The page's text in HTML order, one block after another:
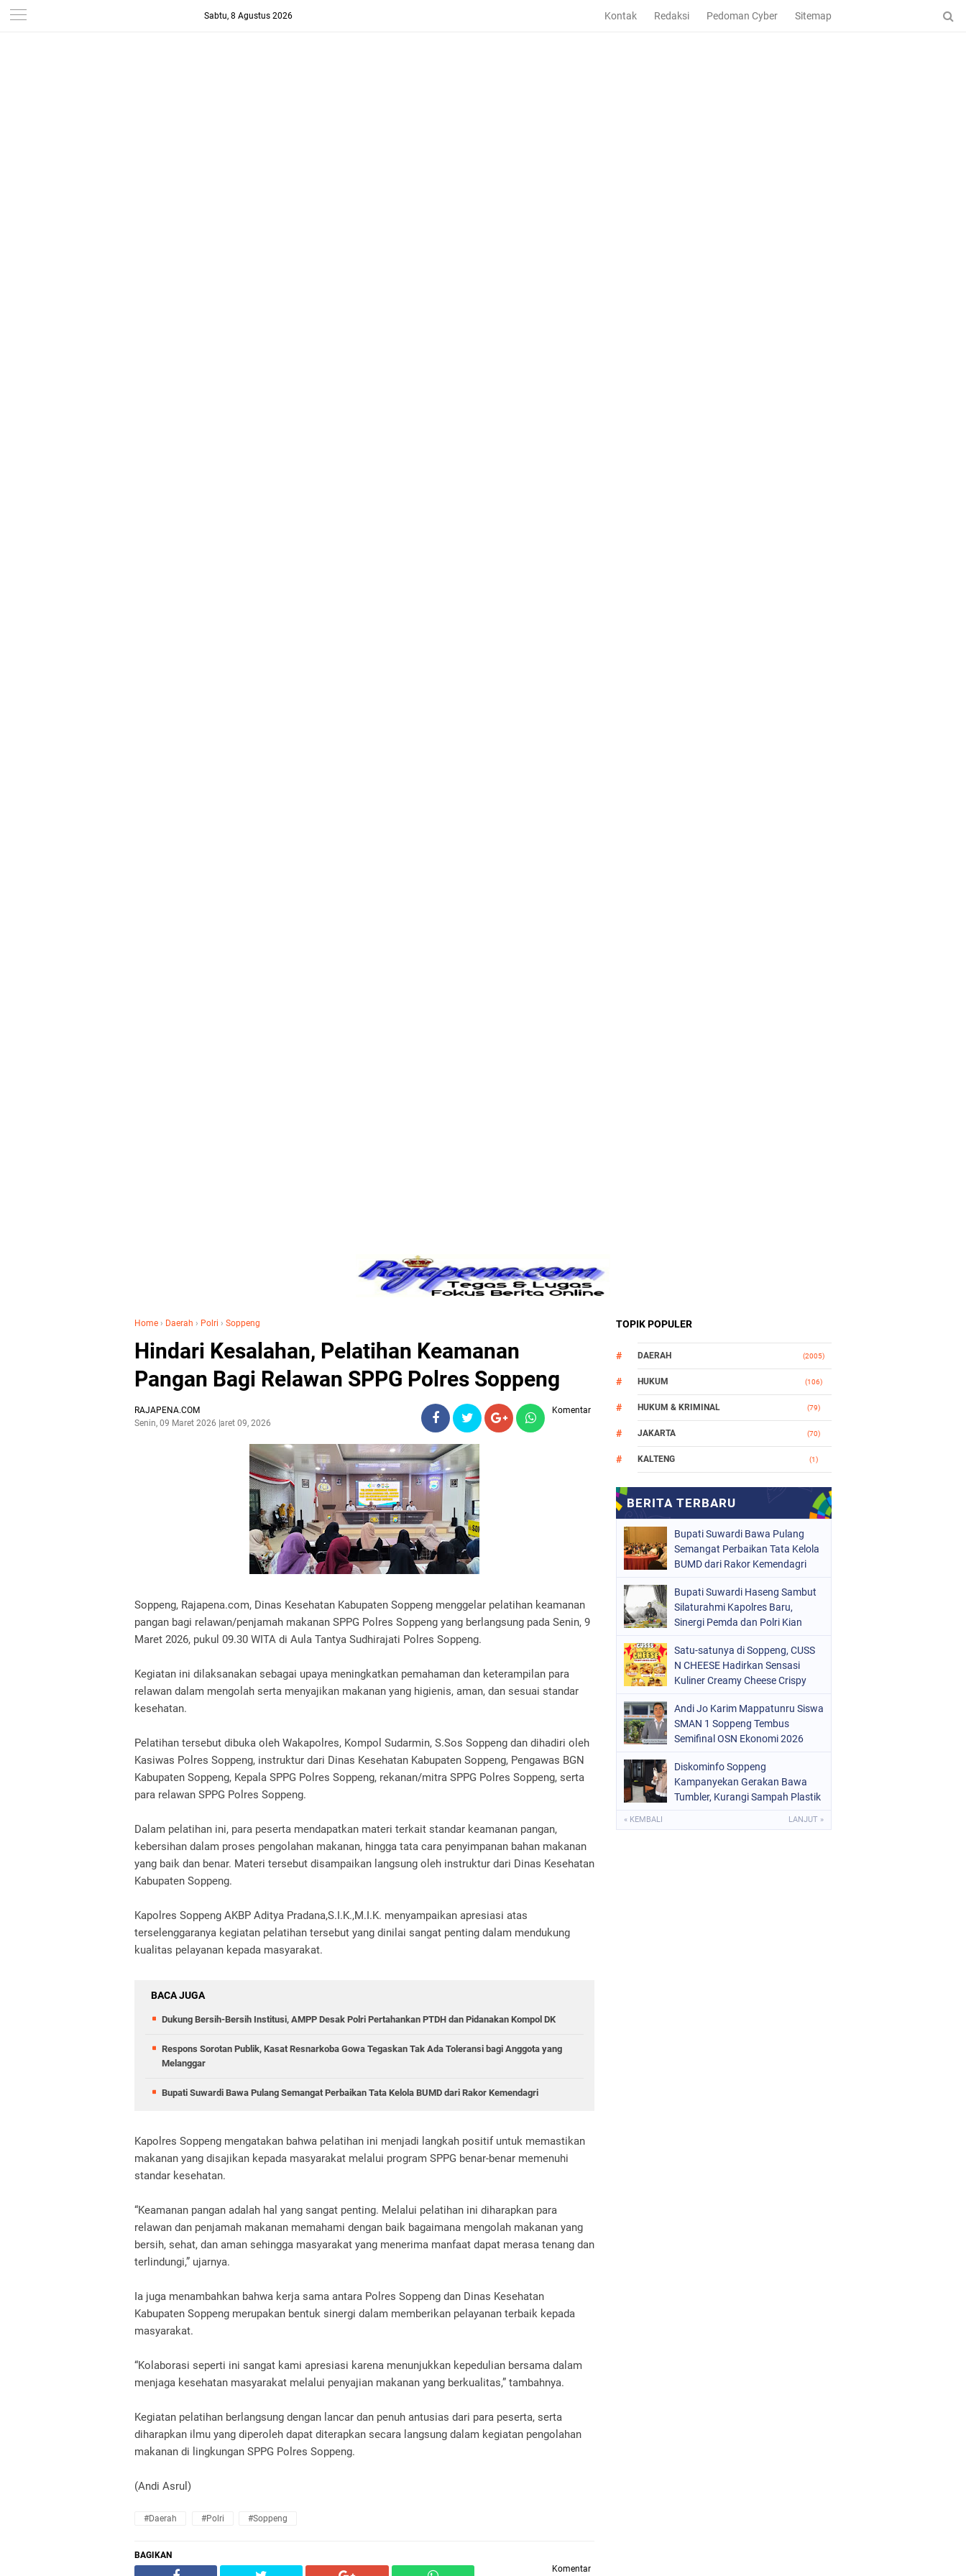
Sabtu, 8 Agustus 2026 Kontak Redaksi Pedoman Cyber Sitemap
Home › Daerah › Polri › Soppeng
Hindari Kesalahan, Pelatihan Keamanan
Pangan Bagi Relawan SPPG Polres Soppeng
RAJAPENA.COM
Senin, 09 Maret 2026Maret 09, 2026
Komentar
Soppeng, Rajapena.com, Dinas Kesehatan Kabupaten Soppeng menggelar pelatihan keamanan
pangan bagi relawan/penjamah makanan SPPG Polres Soppeng yang berlangsung pada Senin, 9
Maret 2026, pukul 09.30 WITA di Aula Tantya Sudhirajati Polres Soppeng.
Kegiatan ini dilaksanakan sebagai upaya meningkatkan pemahaman dan keterampilan para
relawan dalam mengolah serta menyajikan makanan yang higienis, aman, dan sesuai standar
kesehatan.
Pelatihan tersebut dibuka oleh Wakapolres, Kompol Sudarmin, S.Sos Soppeng dan dihadiri oleh
Kasiwas Polres Soppeng, instruktur dari Dinas Kesehatan Kabupaten Soppeng, Pengawas BGN
Kabupaten Soppeng, Kepala SPPG Polres Soppeng, rekanan/mitra SPPG Polres Soppeng, serta
para relawan SPPG Polres Soppeng.
Dalam pelatihan ini, para peserta mendapatkan materi terkait standar keamanan pangan,
kebersihan dalam proses pengolahan makanan, hingga tata cara penyimpanan bahan makanan
yang baik dan benar. Materi tersebut disampaikan langsung oleh instruktur dari Dinas Kesehatan
Kabupaten Soppeng.
Kapolres Soppeng AKBP Aditya Pradana,S.I.K.,M.I.K. menyampaikan apresiasi atas
terselenggaranya kegiatan pelatihan tersebut yang dinilai sangat penting dalam mendukung
kualitas pelayanan kepada masyarakat.
BACA JUGA
Dukung Bersih-Bersih Institusi, AMPP Desak Polri Pertahankan PTDH dan Pidanakan Kompol DK
Respons Sorotan Publik, Kasat Resnarkoba Gowa Tegaskan Tak Ada Toleransi bagi Anggota yang
Melanggar
Bupati Suwardi Bawa Pulang Semangat Perbaikan Tata Kelola BUMD dari Rakor Kemendagri
Kapolres Soppeng mengatakan bahwa pelatihan ini menjadi langkah positif untuk memastikan
makanan yang disajikan kepada masyarakat melalui program SPPG benar-benar memenuhi
standar kesehatan.
“Keamanan pangan adalah hal yang sangat penting. Melalui pelatihan ini diharapkan para
relawan dan penjamah makanan memahami dengan baik bagaimana mengolah makanan yang
bersih, sehat, dan aman sehingga masyarakat yang menerima manfaat dapat merasa tenang dan
terlindungi,” ujarnya.
Ia juga menambahkan bahwa kerja sama antara Polres Soppeng dan Dinas Kesehatan
Kabupaten Soppeng merupakan bentuk sinergi dalam memberikan pelayanan terbaik kepada
masyarakat.
“Kolaborasi seperti ini sangat kami apresiasi karena menunjukkan kepedulian bersama dalam
menjaga kesehatan masyarakat melalui penyajian makanan yang berkualitas,” tambahnya.
Kegiatan pelatihan berlangsung dengan lancar dan penuh antusias dari para peserta, serta
diharapkan ilmu yang diperoleh dapat diterapkan secara langsung dalam kegiatan pengolahan
makanan di lingkungan SPPG Polres Soppeng.
(Andi Asrul)
#Daerah #Polri #Soppeng
BAGIKAN
Komentar
TOPIK POPULER
DAERAH (2005)
HUKUM (106)
HUKUM & KRIMINAL (79)
JAKARTA (70)
KALTENG (1)
MAKASSAR
(748)
ORGANISASI
PERISTIWA
POLITIK (157)
POLRI
SULSEL
Bupati Suwardi Bawa Pulang
Semangat Perbaikan Tata Kelola
BUMD dari Rakor Kemendagri
Bupati Suwardi Haseng Sambut
Silaturahmi Kapolres Baru,
Sinergi Pemda dan Polri Kian
Satu-satunya di Soppeng, CUSS
N CHEESE Hadirkan Sensasi
Kuliner Creamy Cheese Crispy
Andi Jo Karim Mappatunru Siswa
SMAN 1 Soppeng Tembus
Semifinal OSN Ekonomi 2026
Diskominfo Soppeng
Kampanyekan Gerakan Bawa
Tumbler, Kurangi Sampah Plastik
« KEMBALI LANJUT »